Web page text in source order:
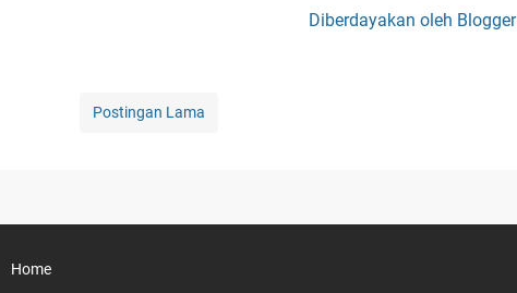
Postingan Lama
Diberdayakan oleh Blogger
Home